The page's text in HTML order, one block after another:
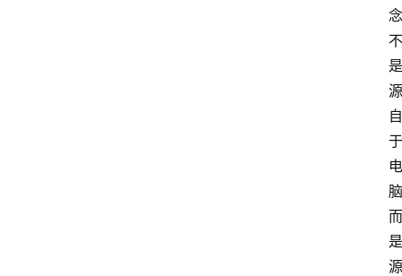
念
不
是
源
自
于
电
脑
而
是
源